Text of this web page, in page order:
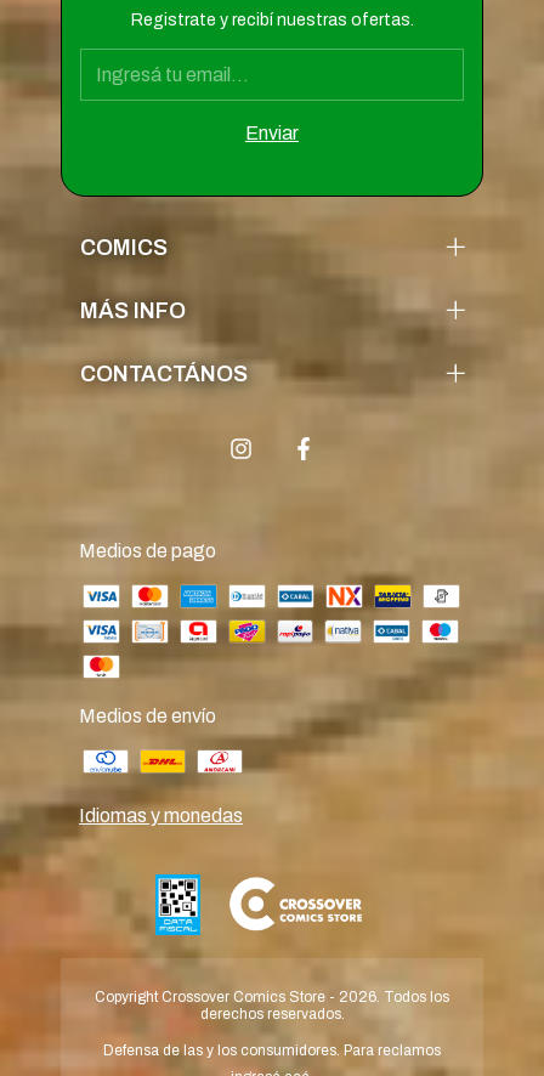
Registrate y recibí nuestras ofertas.
COMICS
MÁS INFO
CONTACTÁNOS
Medios de pago
Medios de envío
Idiomas y monedas
Copyright Crossover Comics Store - 2026. Todos los
derechos reservados.
Defensa de las y los consumidores. Para reclamos